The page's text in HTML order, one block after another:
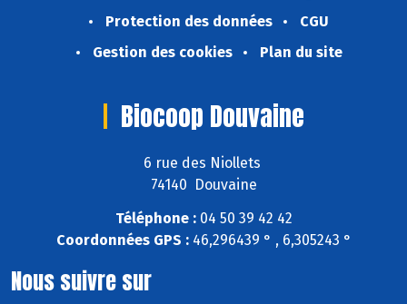
Protection des données
CGU
Gestion des cookies
Plan du site
Biocoop Douvaine
6 rue des Niollets
74140 Douvaine
Téléphone :04 50 39 42 42
Coordonnées GPS :46,296439 ° , 6,305243 °
Nous suivre sur